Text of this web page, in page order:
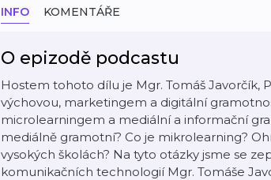
INFO KOMENTÁŘE
O epizodě podcastu
Hostem tohoto dílu je Mgr. Tomáš Javorčík,
výchovou, marketingem a digitální
microlearningem a mediální a informační
mediálně gramotní? Co je mikrolearning?
vysokých školách? Na tyto otázky jsme se
komunikačních technologií Mgr. Tomáše